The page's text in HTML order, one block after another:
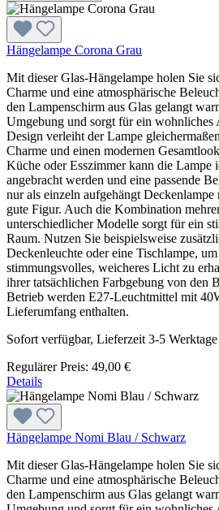
Hängelampe Corona Grau
Mit dieser Glas-Hängelampe holen Sie
Charme und eine atmosphärische
den Lampenschirm aus Glas gelangt
Umgebung und sorgt für ein wohnliches
Design verleiht der Lampe
Charme und einen modernen
Küche oder Esszimmer kann die Lampe
angebracht werden und eine passende
nur als einzeln aufgehängt
gute Figur. Auch die Kombination
unterschiedlicher Modelle sorgt für ein
Raum. Nutzen Sie beispielsweise
Deckenleuchte oder eine Tischlampe,
stimmungsvolles, weicheres Licht zu
ihrer tatsächlichen Farbgebung von den
Betrieb werden E27-Leuchtmittel mit
Lieferumfang enthalten.
Sofort verfügbar, Lieferzeit 3-5 Werktage
Regulärer Preis: 49,00 €
Details
Hängelampe Nomi Blau / Schwarz
Mit dieser Glas-Hängelampe holen Sie
Charme und eine atmosphärische
den Lampenschirm aus Glas gelangt